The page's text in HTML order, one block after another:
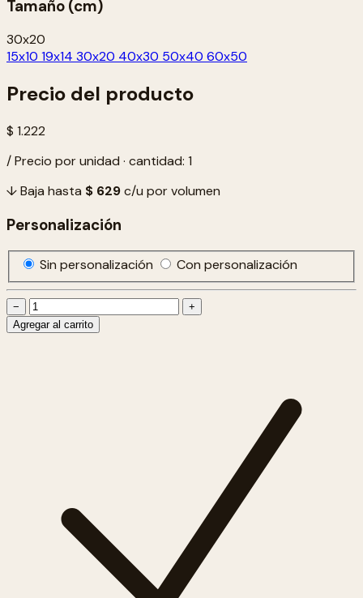
Tamaño (cm)
30x20
15x10 19x14 30x20 40x30 50x40 60x50
Precio del producto
$ 1.222
/ Precio por unidad · cantidad: 1
↓ Baja hasta $ 629c/u por volumen
Personalización
Sin personalización Con personalización
−
+
Agregar al carrito